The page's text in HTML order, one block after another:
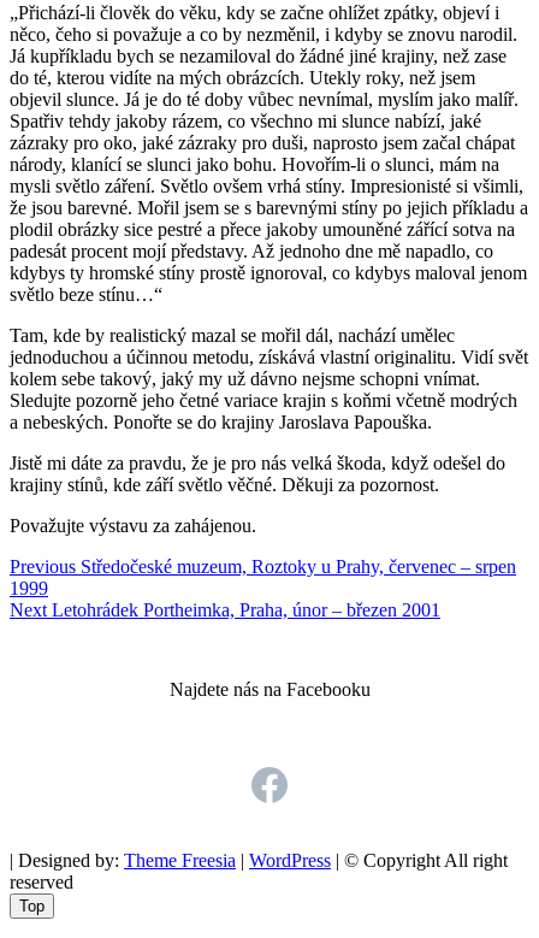
„Přichází-li člověk do věku, kdy se začne ohlížet zpátky, objeví i
něco, čeho si považuje a co by nezměnil, i kdyby se znovu narodil.
Já kupříkladu bych se nezamiloval do žádné jiné krajiny, než zase
do té, kterou vidíte na mých obrázcích. Utekly roky, než jsem
objevil slunce. Já je do té doby vůbec nevnímal, myslím jako malíř.
Spatřiv tehdy jakoby rázem, co všechno mi slunce nabízí, jaké
zázraky pro oko, jaké zázraky pro duši, naprosto jsem začal chápat
národy, klanící se slunci jako bohu. Hovořím-li o slunci, mám na
mysli světlo záření. Světlo ovšem vrhá stíny. Impresionisté si všimli,
že jsou barevné. Mořil jsem se s barevnými stíny po jejich příkladu a
plodil obrázky sice pestré a přece jakoby umouněné zářící sotva na
padesát procent mojí představy. Až jednoho dne mě napadlo, co
kdybys ty hromské stíny prostě ignoroval, co kdybys maloval jenom
světlo beze stínu…“
Tam, kde by realistický mazal se mořil dál, nachází umělec
jednoduchou a účinnou metodu, získává vlastní originalitu. Vidí svět
kolem sebe takový, jaký my už dávno nejsme schopni vnímat.
Sledujte pozorně jeho četné variace krajin s koňmi včetně modrých
a nebeských. Ponořte se do krajiny Jaroslava Papouška.
Jistě mi dáte za pravdu, že je pro nás velká škoda, když odešel do
krajiny stínů, kde září světlo věčné. Děkuji za pozornost.
Považujte výstavu za zahájenou.
Navigace
pro
Previous Previous
Středočeské muzeum, Roztoky u Prahy, červenec – srpen
1999
Next Next
Letohrádek Portheimka, Praha, únor – březen 2001
Najdete nás na Facebooku
Facebook
| Designed by: Theme Freesia | WordPress | © Copyright All right
reserved
Go
to
Top